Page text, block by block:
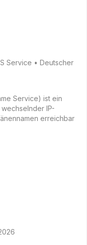
Service • Deutscher
Service) ist ein
IP-
erreichbar